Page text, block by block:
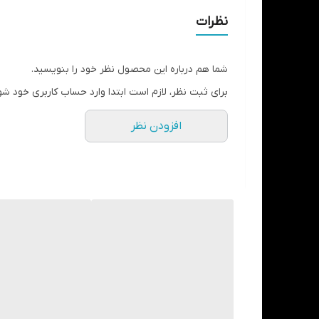
قلع ، نقره و مس و جیوه از اجزای اصلی تشکیل دهنده
بسته بندی های این محصول دارای تنوع و مدل های
آمالکپ ( آمالگام کپسولی ) ۱ واحد
آمالکپ ( آمالگام کپسولی ) ۲ واحدی
نظرات
شما هم درباره این محصول نظر خود را بنویسید.
برای ثبت نظر، لازم است ابتدا وارد حساب کاربری خود
افزودن نظر